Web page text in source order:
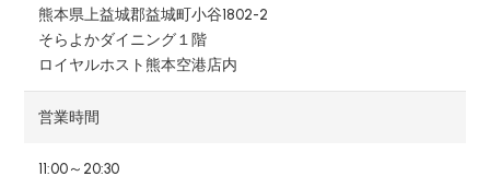
熊本県上益城郡益城町小谷1802-2
そらよかダイニング１階
ロイヤルホスト熊本空港店内
営業時間
11:00～20:30